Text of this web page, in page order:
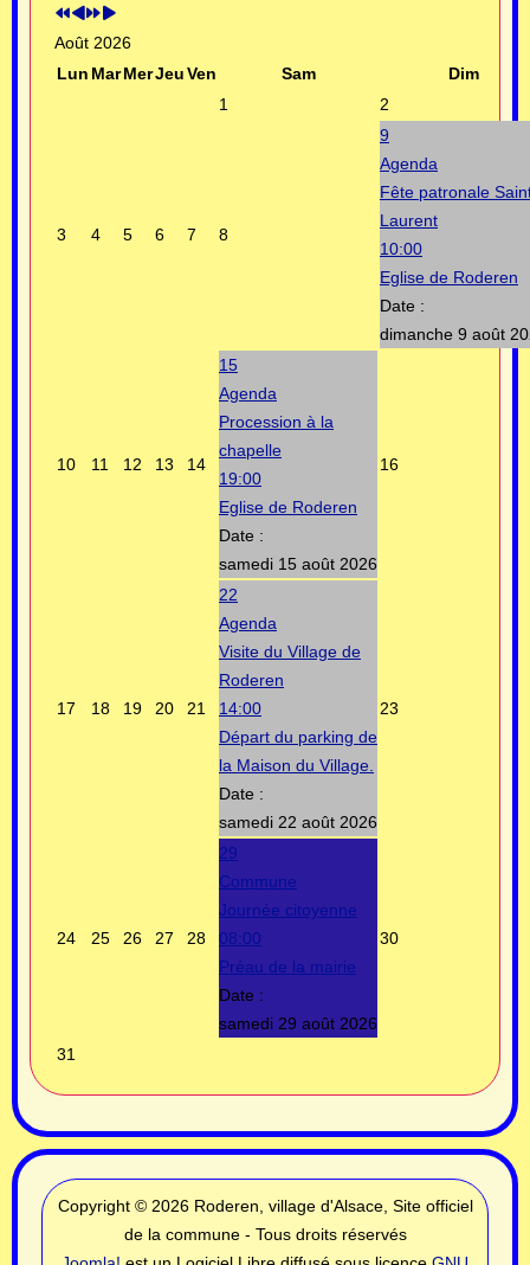
Août 2026
Lun MarMerJeuVen Sam
Dim
1
2
3 4 5 6 7 8
9
Agenda
Fête patronale
Laurent
10:00
Eglise de Roderen
Date :
dimanche 9 août
10 11 12 13 14
15
Agenda
Procession à la
chapelle
19:00
Eglise de Roderen
Date :
samedi 15 août 2026
16
17 18 19 20 21
22
Agenda
Visite du Village de
Roderen
14:00
Départ du parking de
la Maison du Village.
Date :
samedi 22 août 2026
23
24 25 26 27 28
29
Commune
Journée citoyenne
08:00
Préau de la mairie
Date :
samedi 29 août 2026
30
31
Copyright © 2026 Roderen, village d'Alsace, Site officiel
de la commune - Tous droits réservés